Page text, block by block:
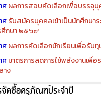
ศรายชื่อนักศึกษาที่ได้รับการพิจา
าชีวศึกษาไทย-จีน) ณ สาธารณรั
ศรายชื่อผู้เข้ารับการอบรมเชิงปฏิ
ศผลการสอบคัดเลือกเพื่อบรรจุบุ
ศรับสมัครบุคคลเข้าเป็นนักศึกษา
กษา ๒๕๖๙
ศผลการคัดเลือกนักเรียนเพื่อรับ